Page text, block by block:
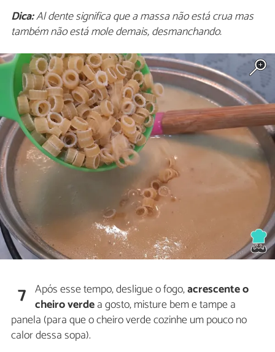
Dica:Al dente significa que a massa não está crua mas
também não está mole demais, desmanchando.
7 Após esse tempo, desligue o fogo,acrescente o
cheiro verdea gosto, misture bem e tampe a
panela (para que o cheiro verde cozinhe um pouco no
calor dessa sopa).